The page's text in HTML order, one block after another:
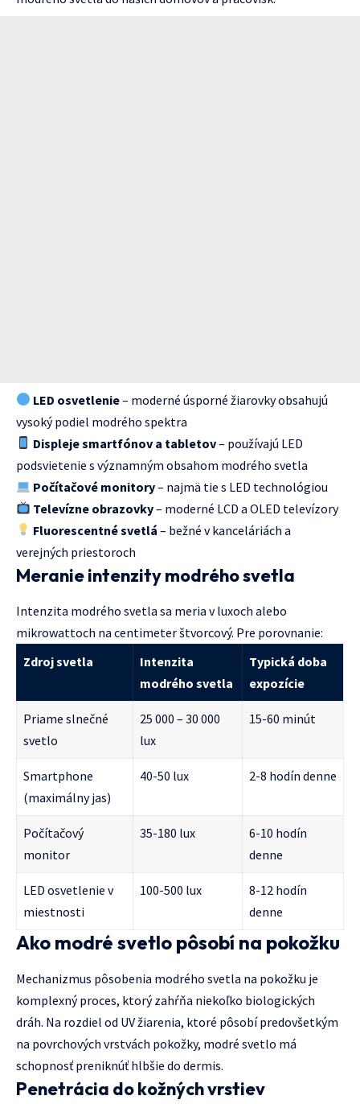
LED osvetlenie– moderné úsporné žiarovky obsahujú
vysoký podiel modrého spektra
Displeje smartfónov a tabletov– používajú LED
podsvietenie s významným obsahom modrého svetla
Počítačové monitory– najmä tie s LED technológiou
Televízne obrazovky– moderné LCD a OLED televízory
Fluorescentné svetlá – bežné v kanceláriách a
verejných priestoroch
Meranie intenzity modrého svetla
Intenzita modrého svetla sa meria v luxoch alebo
mikrowattoch na centimeter štvorcový. Pre porovnanie:
Zdroj svetla
Intenzita
modrého svetla
Typická doba
expozície
Priame slnečné
svetlo
25 000 – 30 000
lux
15-60 minút
Smartphone
(maximálny jas)
40-50 lux 2-8 hodín denne
Počítačový
monitor
35-180 lux
6-10 hodín
denne
LED osvetlenie v
miestnosti
100-500 lux
8-12 hodín
denne
Ako modré svetlo pôsobí na pokožku
Mechanizmus pôsobenia modrého svetla na pokožku je
komplexný proces, ktorý zahŕňa niekoľko biologických
dráh. Na rozdiel od UV žiarenia, ktoré pôsobí predovšetkým
na povrchových vrstvách pokožky, modré svetlo má
schopnosť preniknúť hlbšie do dermis.
Penetrácia do kožných vrstiev